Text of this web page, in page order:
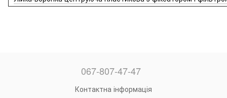
067-807-47-47
Контактна інформація